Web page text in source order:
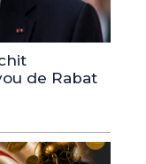
de Rabat